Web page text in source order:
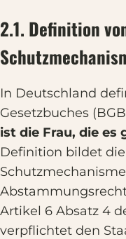
2.1. Definition
In Deutschland
Gesetzbuches
ist die Frau, die es
Definition bildet
Artikel 6 Absatz 4
verpflichtet den